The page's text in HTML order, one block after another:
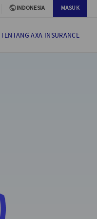
INDONESIA MASUK
TENTANG AXA INSURANCE